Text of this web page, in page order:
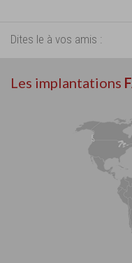
Dites le à vos amis :
Les implantations